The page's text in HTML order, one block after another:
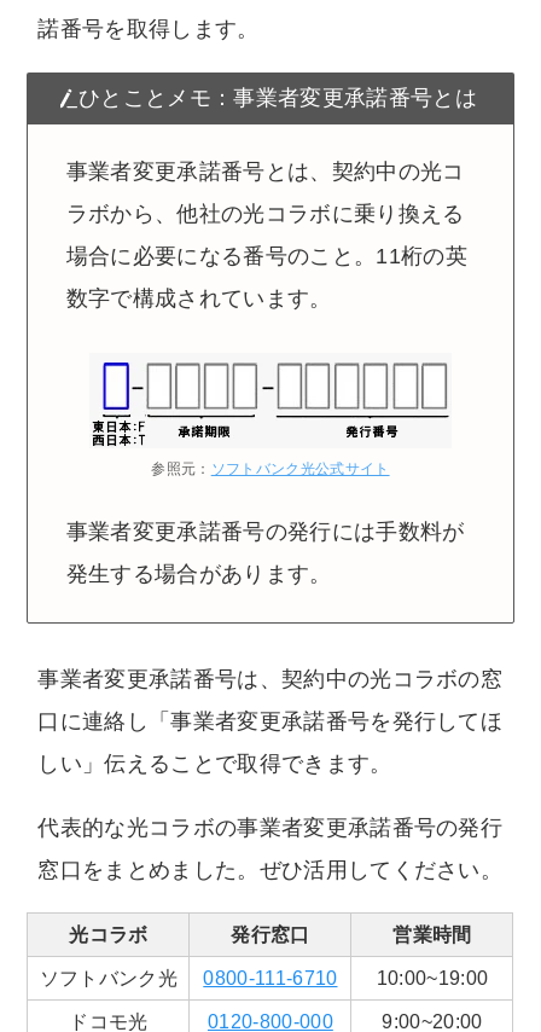
諾番号を取得します。
ひとことメモ：事業者変更承諾番号とは
事業者変更承諾番号とは、契約中の光コ
ラボから、他社の光コラボに乗り換える
場合に必要になる番号のこと。11桁の英
数字で構成されています。
参照元： ソフトバンク光公式サイト
事業者変更承諾番号の発行には手数料が
発生する場合があります。
事業者変更承諾番号は、契約中の光コラボの窓
口に連絡し「事業者変更承諾番号を発行してほ
しい」伝えることで取得できます。
代表的な光コラボの事業者変更承諾番号の発行
窓口をまとめました。ぜひ活用してください。
光コラボ 発行窓口
営業時間
ソフトバンク光
0800-111-6710
10:00~19:00
ドコモ光
0120-800-000 9:00~20:00